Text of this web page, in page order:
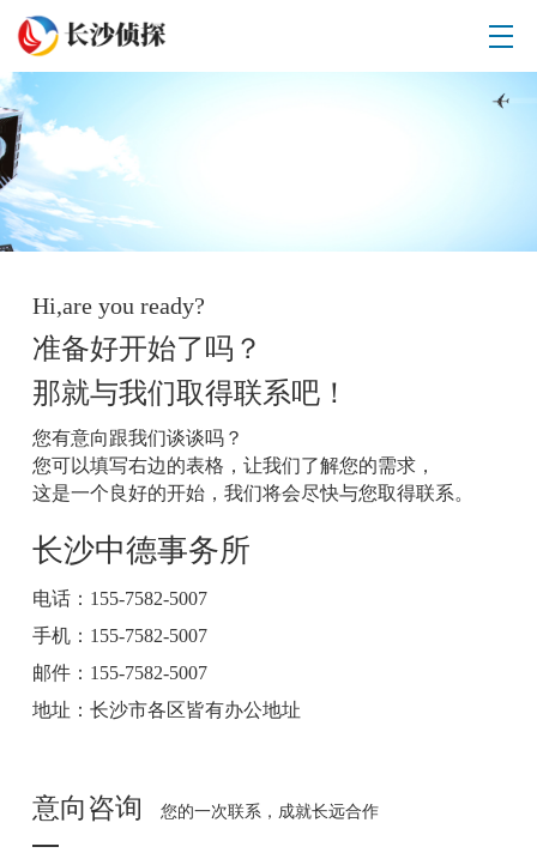
Hi,are you ready?
准备好开始了吗？
那就与我们取得联系吧！
您有意向跟我们谈谈吗？
您可以填写右边的表格，让我们了解您的需求，
这是一个良好的开始，我们将会尽快与您取得联系。
长沙中德事务所
电话：155-7582-5007
手机：155-7582-5007
邮件：155-7582-5007
地址：长沙市各区皆有办公地址
意向咨询 您的一次联系，成就长远合作